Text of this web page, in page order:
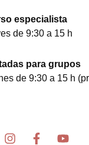
especialista
de 9:30 a 15 h
para grupos
de 9:30 a 15 h
I
F
Y